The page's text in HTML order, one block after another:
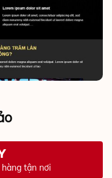
tận nơi